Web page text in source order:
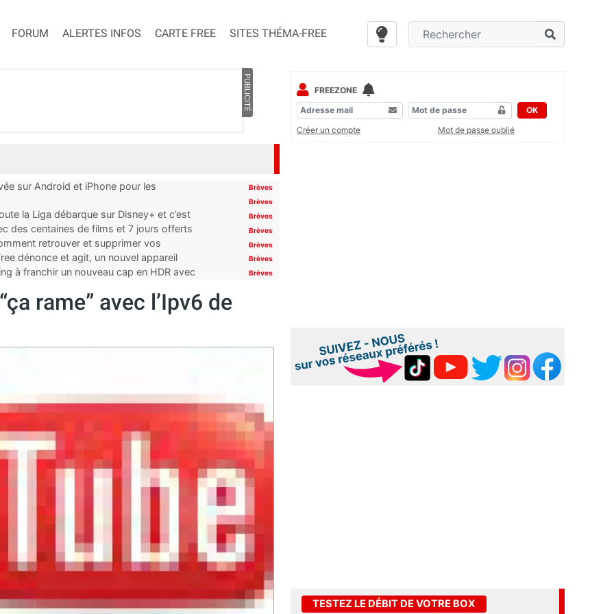
FORUM ALERTES INFOS CARTE FREE SITES THÉMA-FREE
PUBLICITÉ
sur Android et iPhone pour les
Brèves
Brèves
la Liga débarque sur Disney+ et c’est Brèves
des centaines de films et 7 jours offerts Brèves
retrouver et supprimer vos Brèves
dénonce et agit, un nouvel appareil Brèves
à franchir un nouveau cap en HDR avec Brèves
rame” avec l’Ipv6 de
FREEZONE
OK
Créer un compte
Mot de passe oublié
TESTEZ LE DÉBIT DE VOTRE BOX